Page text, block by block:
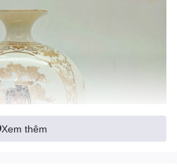
Xem thêm